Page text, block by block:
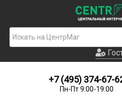
+7 (495) 374-67-
Пн-Пт 9:00-19:00